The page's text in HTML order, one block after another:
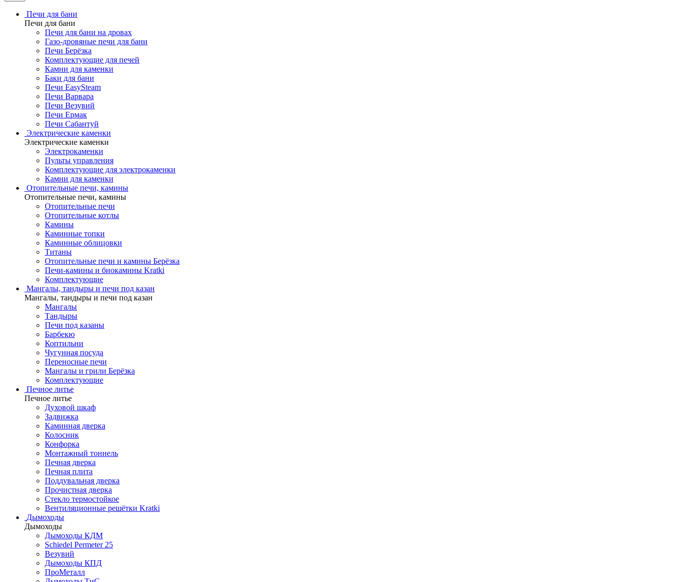
Печи для бани
Печи для бани
Печи для бани на дровах
Газо-дровяные печи для бани
Печи Берёзка
Комплектующие для печей
Камни для каменки
Баки для бани
Печи EasySteam
Печи Варвара
Печи Везувий
Печи Ермак
Печи Сабантуй
Электрические каменки
Электрические каменки
Электрокаменки
Пульты управления
Комплектующие для электрокаменки
Камни для каменки
Отопительные печи, камины
Отопительные печи, камины
Отопительные печи
Отопительные котлы
Камины
Каминные топки
Каминные облицовки
Титаны
Отопительные печи и камины Берёзка
Печи-камины и биокамины Kratki
Комплектующие
Мангалы, тандыры и печи под казан
Мангалы, тандыры и печи под казан
Мангалы
Тандыры
Печи под казаны
Барбекю
Коптильни
Чугунная посуда
Переносные печи
Мангалы и грили Берёзка
Комплектующие
Печное литье
Печное литье
Духовой шкаф
Задвижка
Каминная дверка
Колосник
Конфорка
Монтажный тоннель
Печная дверка
Печная плита
Поддувальная дверка
Прочистная дверка
Стекло термостойкое
Вентиляционные решётки Kratki
Дымоходы
Дымоходы
Дымоходы КДМ
Schiedel Permeter 25
Везувий
Дымоходы КПД
ПроМеталл